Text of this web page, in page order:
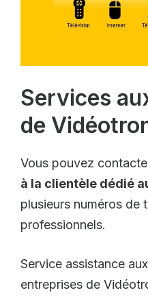
Services
de
Vous pouvez
à la clientèle dédié
plusieurs numéros de
professionnels.
Service assistance
entreprises de